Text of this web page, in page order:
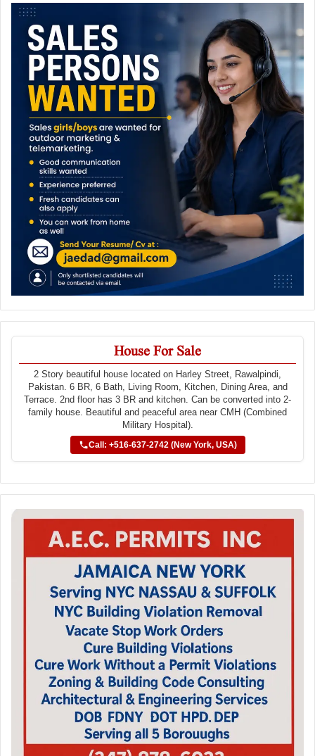
House For Sale
2 Story beautiful house located on Harley Street, Rawalpindi,
Pakistan. 6 BR, 6 Bath, Living Room, Kitchen, Dining Area, and
Terrace. 2nd floor has 3 BR and kitchen. Can be converted into 2-
family house. Beautiful and peaceful area near CMH (Combined
Military Hospital).
Call: +516-637-2742 (New York, USA)